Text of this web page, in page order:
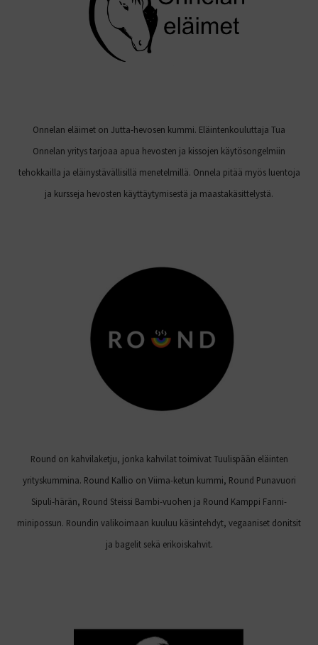
Onnelan eläimet on Jutta-hevosen kummi. Eläintenkouluttaja Tua
Onnelan yritys tarjoaa apua hevosten ja kissojen käytösongelmiin
tehokkailla ja eläinystävällisillä menetelmillä. Onnela pitää myös luentoja
ja kursseja hevosten käyttäytymisestä ja maastakäsittelystä.
Round on kahvilaketju, jonka kahvilat toimivat Tuulispään eläinten
yrityskummina. Round Kallio on Viima-ketun kummi, Round Punavuori
Sipuli-härän, Round Steissi Bambi-vuohen ja Round Kamppi Fanni-
minipossun. Roundin valikoimaan kuuluu käsintehdyt, vegaaniset donitsit
ja bagelit sekä erikoiskahvit.